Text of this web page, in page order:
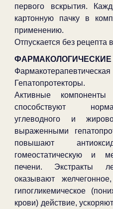
первого вскрытия.
картонную пачку в
применению.
Отпускается без рецепта
Гепатопротекторы.
Активные компоненты
способствуют
углеводного и
выраженными
повышают
гомеостатическую и
печени. Экстракты
оказывают
гипогликемическое
крови) действие,